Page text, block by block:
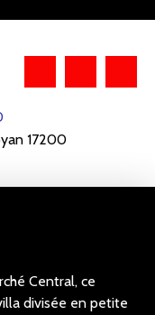
17200
Central, ce
divisée en petite